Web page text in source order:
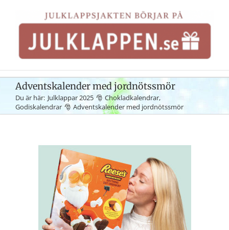
innehållet
Adventskalender med jordnötssmör
Du är här: Julklappar 2025
Chokladkalendrar
Godiskalendrar
Adventskalender med jordnötssmör